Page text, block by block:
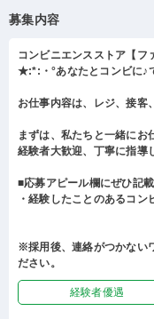
募集内容
コンビニエンスストア【フ
★:*:・°あなたとコンビに♪
お仕事内容は、レジ、接客
まずは、私たちと一緒にお
経験者大歓迎、丁寧に指導
■応募アピール欄にぜひ記
・経験したことのあるコン
※採用後、連絡がつかない
ださい。
経験者優遇